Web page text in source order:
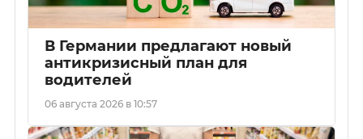
В Германии предлагают новый
антикризисный план для
водителей
06 августа 2026 в 10:57